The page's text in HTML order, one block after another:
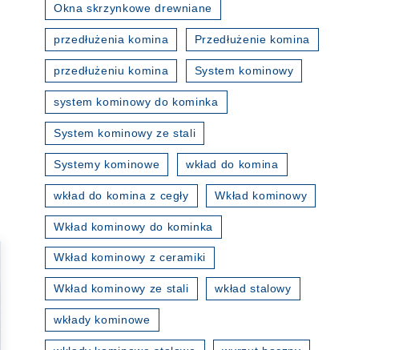
Okna skrzynkowe drewniane
przedłużenia komina Przedłużenie komina
przedłużeniu komina System kominowy
system kominowy do kominka
System kominowy ze stali
Systemy kominowe wkład do komina
wkład do komina z cegły Wkład kominowy
Wkład kominowy do kominka
Wkład kominowy z ceramiki
Wkład kominowy ze stali wkład stalowy
wkłady kominowe